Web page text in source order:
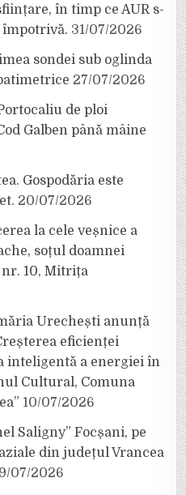
în timp ce AUR s-
împotrivă. 31/07/2026
sondei sub oglinda
27/07/2026
de ploi
Galben până mâine
Gospodăria este
20/07/2026
la cele veșnice a
soțul doamnei
10, Mitrița
Urechești anunță
eficienței
inteligentă a energiei în
Cultural, Comuna
10/07/2026
Saligny” Focșani, pe
din județul Vrancea
07/2026